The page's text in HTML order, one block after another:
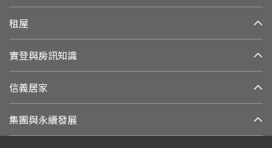
租屋
實登與房訊知識
信義居家
集團與永續發展